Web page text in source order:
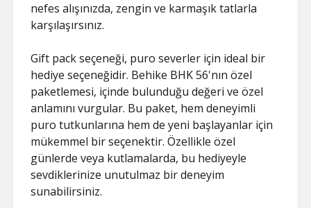
nefes alışınızda, zengin ve karmaşık tatlarla
karşılaşırsınız.
Gift pack seçeneği, puro severler için ideal bir
hediye seçeneğidir. Behike BHK 56'nın özel
paketlemesi, içinde bulunduğu değeri ve özel
anlamını vurgular. Bu paket, hem deneyimli
puro tutkunlarına hem de yeni başlayanlar için
mükemmel bir seçenektir. Özellikle özel
günlerde veya kutlamalarda, bu hediyeyle
sevdiklerinize unutulmaz bir deneyim
sunabilirsiniz.